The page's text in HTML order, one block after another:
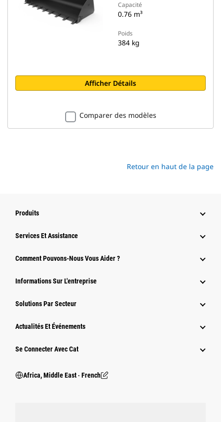
Capacité
0.76 m³
Poids
384 kg
Afficher Détails
Comparer des modèles
Retour en haut de la page
Produits
Services Et Assistance
Comment Pouvons-Nous Vous Aider ?
Informations Sur L'entreprise
Solutions Par Secteur
Actualités Et Événements
Se Connecter Avec Cat
Africa, Middle East ‧ French